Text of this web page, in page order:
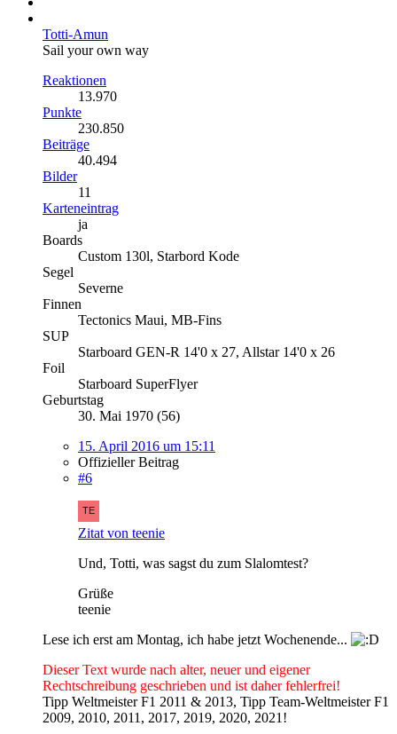
Totti-Amun
Sail your own way
Reaktionen
13.970
Punkte
230.850
Beiträge
40.494
Bilder
11
Karteneintrag
ja
Boards
Custom 130l, Starbord Kode
Segel
Severne
Finnen
Tectonics Maui, MB-Fins
SUP
Starboard GEN-R 14'0 x 27, Allstar 14'0 x 26
Foil
Starboard SuperFlyer
Geburtstag
30. Mai 1970 (56)
15. April 2016 um 15:11
Offizieller Beitrag
#6
Zitat von teenie
Und, Totti, was sagst du zum Slalomtest?
Grüße
teenie
Lese ich erst am Montag, ich habe jetzt Wochenende...
Dieser Text wurde nach alter, neuer und eigener
Rechtschreibung geschrieben und ist daher fehlerfrei!
Tipp Weltmeister F1 2011 & 2013, Tipp Team-Weltmeister F1
2009, 2010, 2011, 2017, 2019, 2020, 2021!